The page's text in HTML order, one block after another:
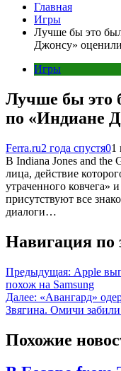
Главная
Игры
Лучше бы это
Джонсу» оценили
Игры
Лучше бы это
по «Индиане
Ferra.ru2 года спустя01
В Indiana Jones and the
лица, действие
утраченного ковчега»
присутствуют все
диалоги…
Навигация по
Предыдущая: Apple
похож на Samsung
Далее: «Авангард»
Звягина. Омичи
Похожие